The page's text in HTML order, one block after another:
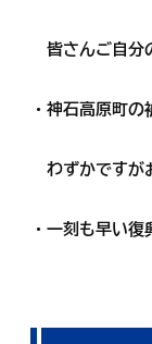
皆さんご自分
・神石高原町の
わずかですが
・一刻も早い復